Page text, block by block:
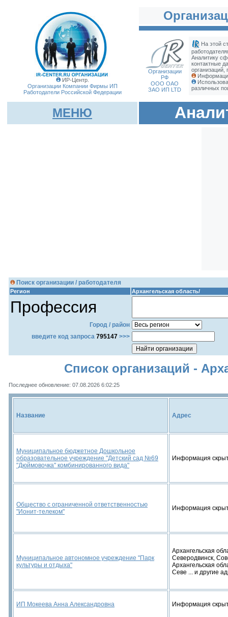
ИР-Центр.
Организации Компании Фирмы ИП
Работодатели Российской Федерации
Организации
РФ
ООО ОАО
ЗАО ИП LTD
На этой
Аналитику
контактные
различных
МЕНЮ
Поиск организации / работодателя
Регион Архангельская область/
Профессия
Город / район
введите код запроса 795147 >>>
Список организаций -
Последнее обновление: 07.08.2026 6:02:25
Название Адрес
Муниципальное бюджетное Дошкольное
образовательное учреждение "Детский сад №69
"Дюймовочка" комбинированного вида"
Информация
Общество с ограниченной ответственностью
"Ионит-телеком"
Информация
Муниципальное автономное учреждение "Парк
культуры и отдыха"
Архангельская
Северодвинск,
Архангельская
Севе ... и другие
ИП Мокеева Анна Александровна Информация